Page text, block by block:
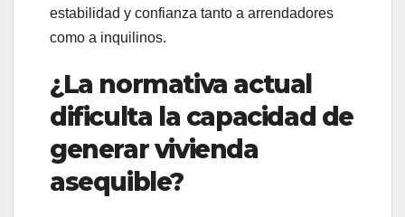
estabilidad y confianza tanto a arrendadores
como a inquilinos.
¿La normativa actual
dificulta la capacidad de
generar vivienda
asequible?